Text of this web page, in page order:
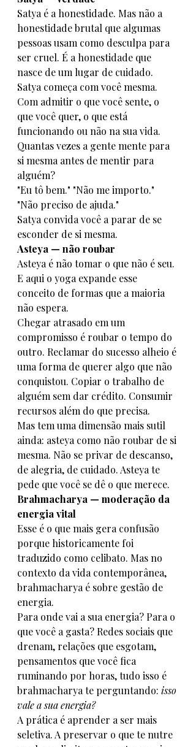
Satya é a honestidade. Mas não a
honestidade brutal que algumas
pessoas usam como desculpa para
ser cruel. É a honestidade que
nasce de um lugar de cuidado.
Satya começa com você mesma.
Com admitir o que você sente, o
que você quer, o que está
funcionando ou não na sua vida.
Quantas vezes a gente mente para
si mesma antes de mentir para
alguém?
"Eu tô bem." "Não me importo."
"Não preciso de ajuda."
Satya convida você a parar de se
esconder de si mesma.
Asteya — não roubar
Asteya é não tomar o que não é seu.
E aqui o yoga expande esse
conceito de formas que a maioria
não espera.
Chegar atrasado em um
compromisso é roubar o tempo do
outro. Reclamar do sucesso alheio é
uma forma de querer algo que não
conquistou. Copiar o trabalho de
alguém sem dar crédito. Consumir
recursos além do que precisa.
Mas tem uma dimensão mais sutil
ainda: asteya como não roubar de si
mesma. Não se privar de descanso,
de alegria, de cuidado. Asteya te
pede que você se dê o que merece.
Brahmacharya — moderação da
energia vital
Esse é o que mais gera confusão
porque historicamente foi
traduzido como celibato. Mas no
contexto da vida contemporânea,
brahmacharya é sobre gestão de
energia.
Para onde vai a sua energia? Para o
que você a gasta? Redes sociais que
drenam, relações que esgotam,
pensamentos que você fica
ruminando por horas, tudo isso é
brahmacharya te perguntando: isso
vale a sua energia?
A prática é aprender a ser mais
seletiva. A preservar o que te nutre